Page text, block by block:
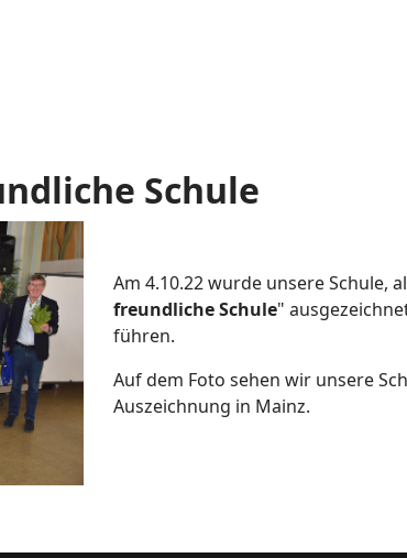
Schule
Am 4.10.22 wurde unsere Schule,
freundliche Schule"
führen.
Auf dem Foto sehen wir unsere
Auszeichnung in Mainz.